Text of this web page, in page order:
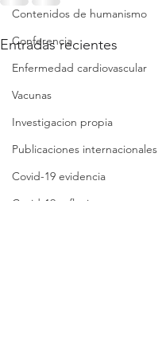
Contenidos de humanismo
Conferencia
Enfermedad cardiovascular
Vacunas
Investigacion propia
Publicaciones internacionales
Covid-19 evidencia
Covid-19 reflexiones
Entradas recientes